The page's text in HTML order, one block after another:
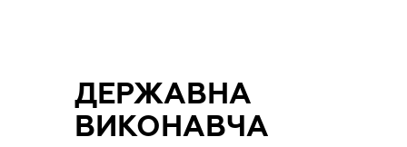
ДЕРЖАВНА
ВИКОНАВЧА